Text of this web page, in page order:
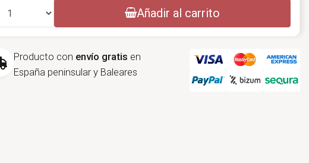
Cantidad Añadir al carrito
Producto con envío gratis en
España peninsular y Baleares